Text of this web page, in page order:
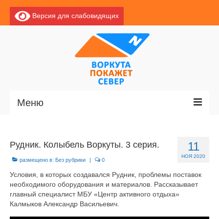
Версия для слабовидящих
Меню
Новости
Базы отдыха
11
НОЯ 2020
Рудник. Колыбель Воркуты. 3 серия.
размещено в: Без рубрики | 0
Условия, в которых создавался Рудник, проблемы поставок
необходимого оборудования и материалов. Рассказывает
главный специалист МБУ «Центр активного отдыха»
Калмыков Александр Васильевич.